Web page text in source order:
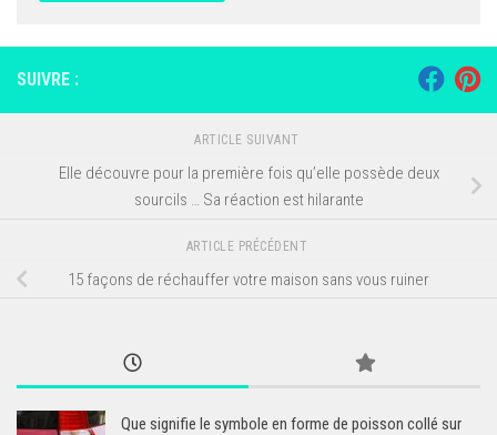
SUIVRE :
ARTICLE SUIVANT
Elle découvre pour la première fois qu’elle possède deux
sourcils … Sa réaction est hilarante
ARTICLE PRÉCÉDENT
15 façons de réchauffer votre maison sans vous ruiner
Que signifie le symbole en forme de poisson collé sur